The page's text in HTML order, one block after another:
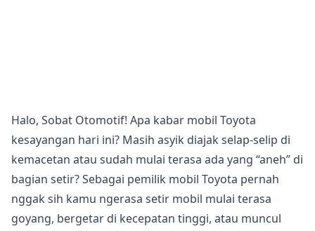
Halo, Sobat Otomotif! Apa kabar mobil Toyota
kesayangan hari ini? Masih asyik diajak selap-selip di
kemacetan atau sudah mulai terasa ada yang “aneh” di
bagian setir? Sebagai pemilik mobil Toyota pernah
nggak sih kamu ngerasa setir mobil mulai terasa
goyang, bergetar di kecepatan tinggi, atau muncul